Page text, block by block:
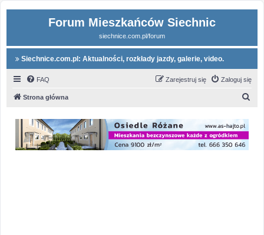
Forum Mieszkańców Siechnic
siechnice.com.pl/forum
Siechnice.com.pl: Aktualności, rozkłady jazdy, galerie, video.
FAQ Zaloguj się
Zarejestruj się
Strona główna